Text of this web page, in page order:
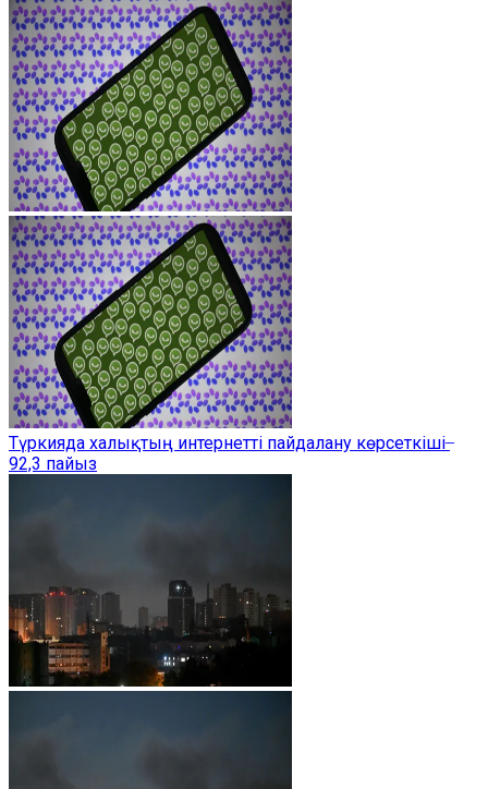
Түркияда халықтың интернетті пайдалану көрсеткіші ̶
92,3 пайыз